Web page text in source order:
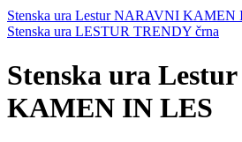
Stenska ura Lestur NARAVNI KAMEN
Stenska ura LESTUR TRENDY črna
Stenska ura
KAMEN IN LES